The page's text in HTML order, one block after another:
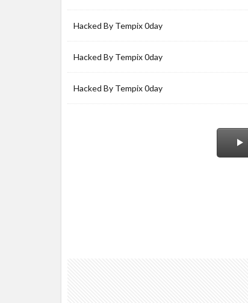
Hacked By Tempix 0day
Hacked By Tempix 0day
Hacked By Tempix 0day